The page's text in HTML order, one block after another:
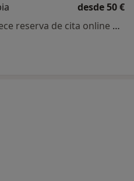
desde 50 €
Este especialista no ofrece reserva de cita online en esta dirección.